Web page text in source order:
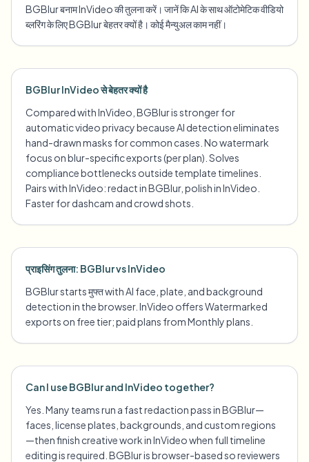
BGBlur बनाम InVideo की तुलना करें। जानें कि AI के साथ ऑटोमेटिक वीडियो
ब्लरिंग के लिए BGBlur बेहतर क्यों है। कोई मैन्युअल काम नहीं।
BGBlur InVideo से बेहतर क्यों है
Compared with InVideo, BGBlur is stronger for
automatic video privacy because AI detection eliminates
hand-drawn masks for common cases. No watermark
focus on blur-specific exports (per plan). Solves
compliance bottlenecks outside template timelines.
Pairs with InVideo: redact in BGBlur, polish in InVideo.
Faster for dashcam and crowd shots.
प्राइसिंग तुलना: BGBlur vs InVideo
BGBlur starts मुफ्त with AI face, plate, and background
detection in the browser. InVideo offers Watermarked
exports on free tier; paid plans from Monthly plans.
Can I use BGBlur and InVideo together?
Yes. Many teams run a fast redaction pass in BGBlur—
faces, license plates, backgrounds, and custom regions
—then finish creative work in InVideo when full timeline
editing is required. BGBlur is browser-based so reviewers